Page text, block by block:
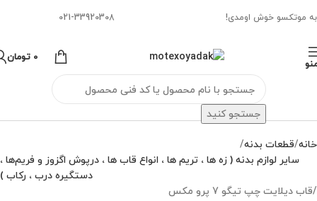
به موتکسو خوش اومدی! 021-33920308
0 تومان
جستجو کنید
خانه قطعات بدنه
سایر لوازم بدنه ( زه ها ، تریم ها ، انواع قاب ها ، درپوش اگزوز و فریم‌ها ،
دستگیره درب ، رکاب )
قاب دیلایت چپ تیگو 7 پرو مکس